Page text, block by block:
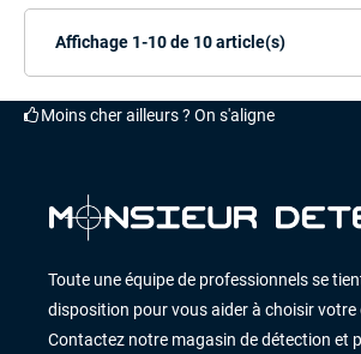
Affichage 1-10 de 10 article(s)
Moins cher ailleurs ? On s'aligne
Toute une équipe de professionnels se
disposition pour vous aider à choisir votre
Contactez notre magasin de détection et